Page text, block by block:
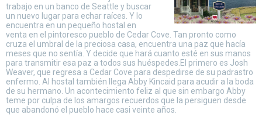
trabajo en un banco de Seattle y buscar
un nuevo lugar para echar raíces. Y lo
encuentra en un pequeño hostal en
venta en el pintoresco pueblo de Cedar Cove. Tan pronto como
cruza el umbral de la preciosa casa, encuentra una paz que hacía
meses que no sentía. Y decide que hará cuanto esté en sus manos
para transmitir esa paz a todos sus huéspedes.El primero es Josh
Weaver, que regresa a Cedar Cove para despedirse de su padrastro
enfermo. Al hostal también llega Abby Kincaid para acudir a la boda
de su hermano. Un acontecimiento feliz al que sin embargo Abby
teme por culpa de los amargos recuerdos que la persiguen desde
que abandonó el pueblo hace casi veinte años.